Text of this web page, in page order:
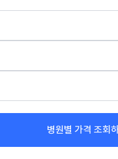
병원별 가격 조회하